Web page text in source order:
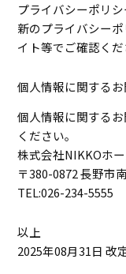
プライバシーポリ
新のプライバシー
イト等でご確認くだ
個人情報に関する
個人情報に関する
ください。
株式会社NIKKOホ
〒380-0872 長野市
TEL:026-234-5555
以上
2025年08月31日 改